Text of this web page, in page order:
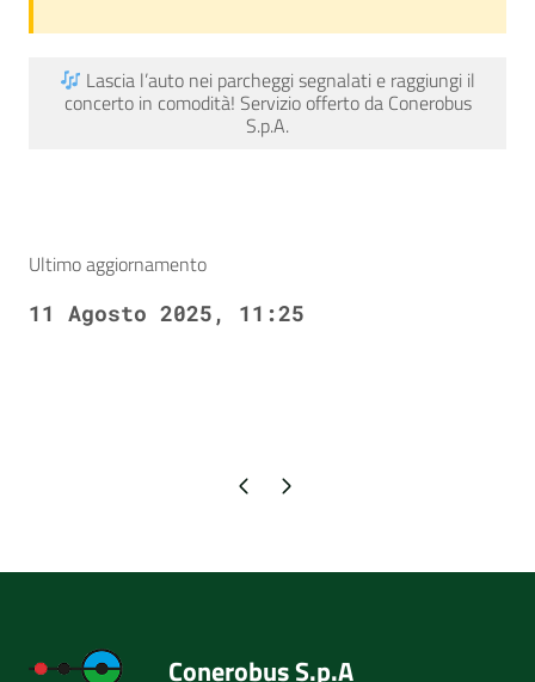
Lascia l’auto nei parcheggi segnalati e raggiungi il
concerto in comodità! Servizio offerto da Conerobus
S.p.A.
Ultimo aggiornamento
11 Agosto 2025, 11:25
Pagina precedente
Pagina successiva
Conerobus S.p.A